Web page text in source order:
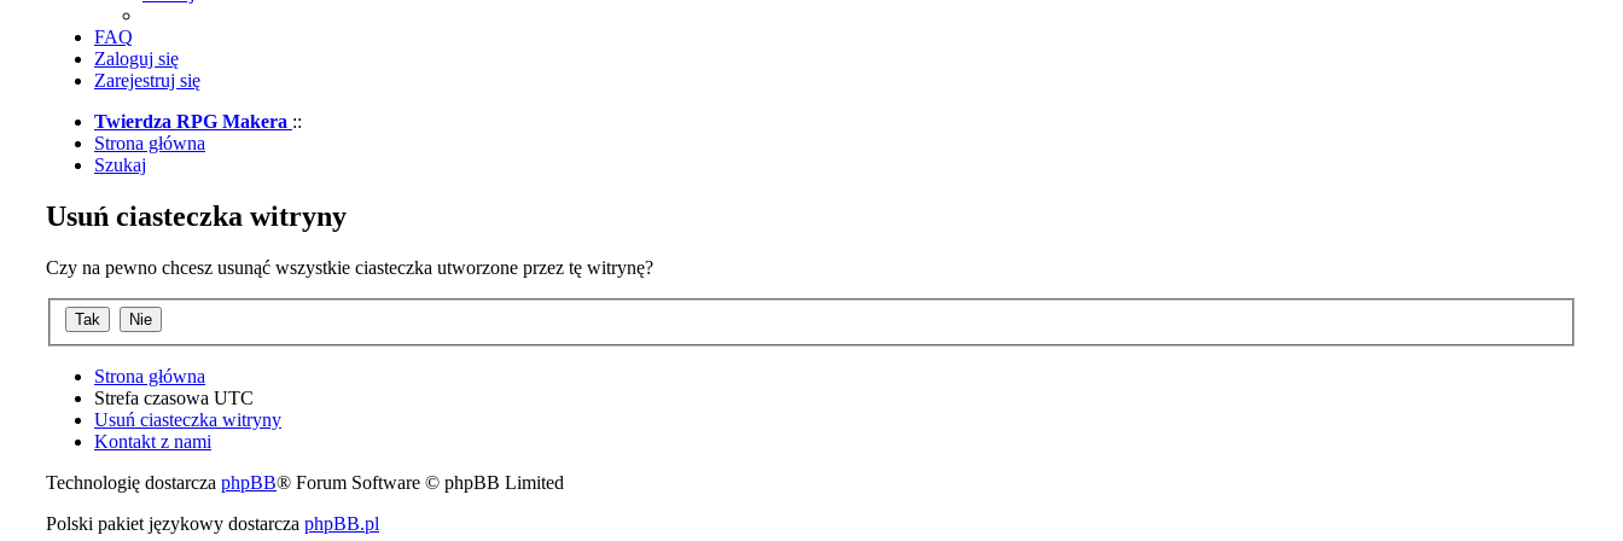
FAQ
Zaloguj się
Zarejestruj się
Twierdza RPG Makera ::
Strona główna
Szukaj
Usuń ciasteczka witryny
Czy na pewno chcesz usunąć wszystkie ciasteczka utworzone przez tę witrynę?
Strona główna
Strefa czasowa UTC
Usuń ciasteczka witryny
Kontakt z nami
Technologię dostarcza phpBB® Forum Software © phpBB Limited
Polski pakiet językowy dostarcza phpBB.pl